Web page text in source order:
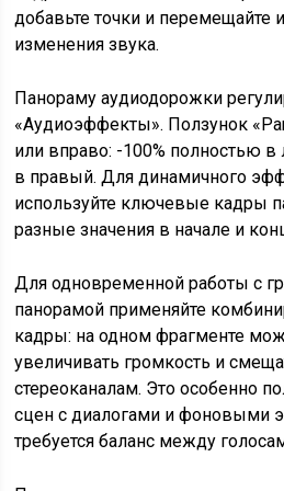
добавьте точки и перемещайте
изменения звука.
Панораму аудиодорожки
«Аудиоэффекты». Ползунок
или вправо: -100% полностью в
в правый. Для динамичного
используйте ключевые кадры
разные значения в начале и
Для одновременной работы с
панорамой применяйте
кадры: на одном фрагменте
увеличивать громкость и
стереоканалам. Это особенно
сцен с диалогами и фоновыми
требуется баланс между